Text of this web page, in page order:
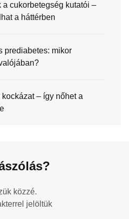
a cukorbetegség kutatói –
a háttérben
prediabetes: mikor
– így nőhet a
közzé.
jelöltük